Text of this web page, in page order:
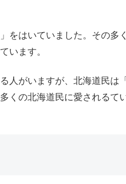
をはいていました。その多
います。
人がいますが、北海道民は
くの北海道民に愛されるて